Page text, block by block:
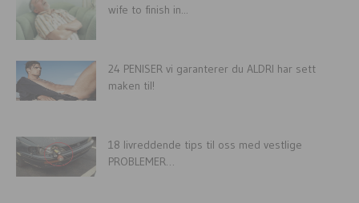
wife to finish in...
24 PENISER vi garanterer du ALDRI har sett
maken til!
18 livreddende tips til oss med vestlige
PROBLEMER…